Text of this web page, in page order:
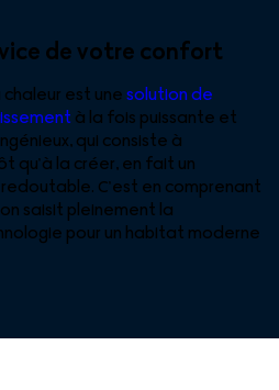
de votre confort
chaleur est unesolution de
à la fois puissante et
qui consiste à
qu’à la créer, en fait un
C’est en comprenant
saisit pleinement la
pour un habitat moderne